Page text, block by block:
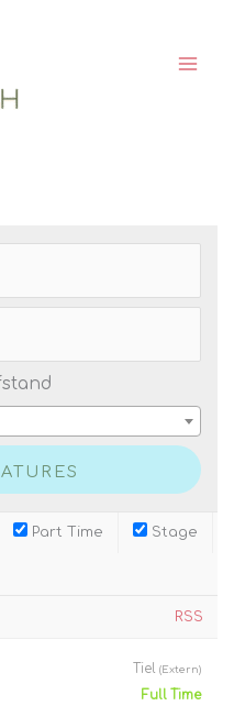
Part Time Stage
RSS
Tiel (Extern)
Full Time